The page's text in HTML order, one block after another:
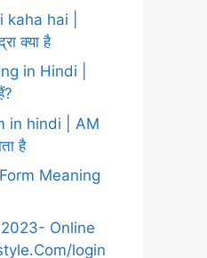
hai |
क्या है
in Hindi |
in hindi | AM
है
Meaning
Online
login